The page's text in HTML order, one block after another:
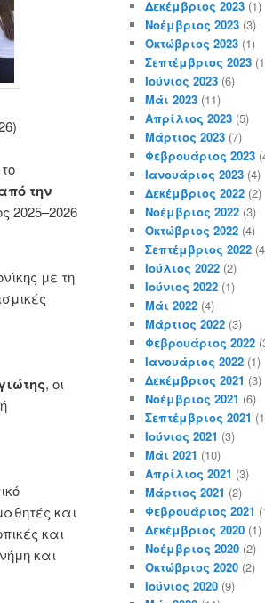
την
2025–2026
με τη
, οι
και
και
και
Δεκέμβριος 2023 (1)
Νοέμβριος 2023 (3)
Οκτώβριος 2023 (1)
Σεπτέμβριος 2023
Ιούνιος 2023 (6)
Μάι 2023 (11)
Απρίλιος 2023 (5)
Μάρτιος 2023 (7)
Φεβρουάριος 2023
Ιανουάριος 2023 (4)
Δεκέμβριος 2022 (2)
Νοέμβριος 2022 (3)
Οκτώβριος 2022 (4)
Σεπτέμβριος 2022
Ιούλιος 2022 (2)
Ιούνιος 2022 (1)
Μάι 2022 (4)
Μάρτιος 2022 (3)
Φεβρουάριος 2022
Ιανουάριος 2022 (1)
Δεκέμβριος 2021 (3)
Νοέμβριος 2021 (6)
Σεπτέμβριος 2021
Ιούνιος 2021 (3)
Μάι 2021 (10)
Απρίλιος 2021 (3)
Μάρτιος 2021 (2)
Φεβρουάριος 2021
Δεκέμβριος 2020 (1)
Νοέμβριος 2020 (2)
Οκτώβριος 2020 (2)
Ιούνιος 2020 (9)